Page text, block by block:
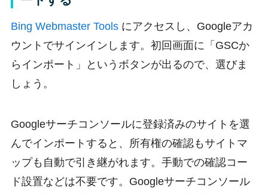
Bing Webmaster Toolsにアクセスし、Googleアカ
ウントでサインインします。初回画面に「GSCか
らインポート」というボタンが出るので、選びま
しょう。
Googleサーチコンソールに登録済みのサイトを選
んでインポートすると、所有権の確認もサイトマ
ップも自動で引き継がれます。手動での確認コー
ド設置などは不要です。Googleサーチコンソール